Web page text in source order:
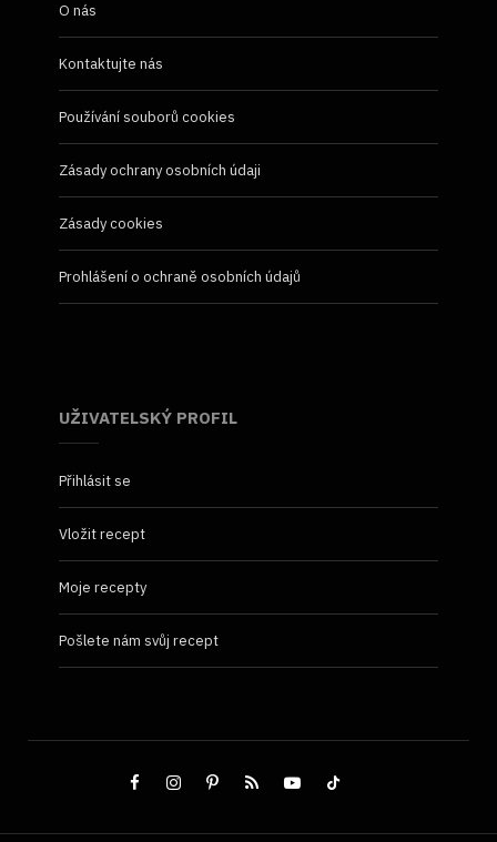
O nás
Kontaktujte nás
Používání souborů cookies
Zásady ochrany osobních údaji
Zásady cookies
Prohlášení o ochraně osobních údajů
UŽIVATELSKÝ PROFIL
Přihlásit se
Vložit recept
Moje recepty
Pošlete nám svůj recept